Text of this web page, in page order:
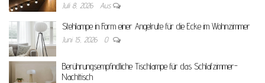
Juli 8, 2026 Aus
Stehlampe in Form einer Angelrute für die Ecke im Wohnzimmer
Juni 15, 2026 0
Berührungsempfindliche Tischlampe für das Schlafzimmer-
Nachttisch